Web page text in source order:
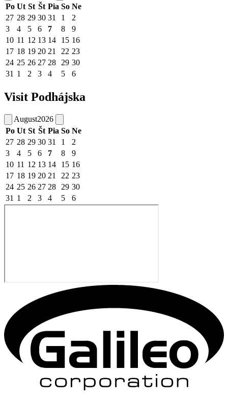
Po Ut St Št Pia So Ne
27 28 29 30 31 1
2
3
4 5 6 7 8
9
10 11 12 13 14 15 16
17 18 19 20 21 22 23
24 25 26 27 28 29 30
31 1 2 3 4 5 6
Visit Podhájska
August2026
Po Ut St Št Pia So Ne
27 28 29 30 31 1
2
3
4 5 6 7 8
9
10 11 12 13 14 15 16
17 18 19 20 21 22 23
24 25 26 27 28 29 30
31 1 2 3 4 5 6